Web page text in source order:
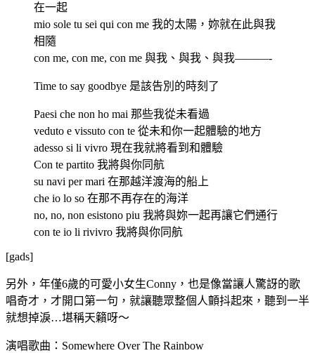
在一起
mio sole tu sei qui con me 我的太陽，妳就在此與我
相隨
con me, con me, con me 與我、與我、與我———-
Time to say goodbye 是該告別的時刻了
Paesi che non ho mai 那些我從未看過
veduto e vissuto con te 從未和你一起體驗的地方
adesso si li vivro 現在我就將看到和體驗
Con te partito 我將與你同航
su navi per mari 在那越洋渡海的船上
che io lo so 在那不再存在的海洋
no, no, non esistono piu 我將與妳一起再讓它們通行
con te io li rivivro 我將與你同航
[gads]
另外，年僅6歲的可愛小女生Conny，也是像當讓人驚訝的歌
唱奇才，才開口第一句，就讓聽眾整個人顫抖起來，聽到一半
就想掉淚…堪稱天籟呀～
演唱歌曲：Somewhere Over The Rainbow